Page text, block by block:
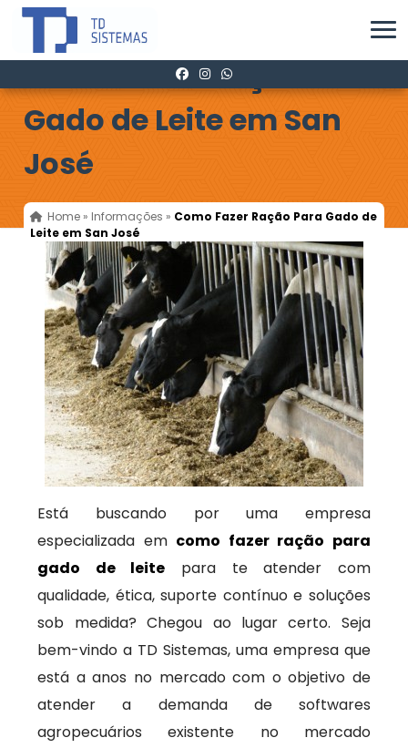
Como Fazer Ração Para
Gado de Leite em San
José
Home » Informações » Como Fazer Ração Para Gado de
Leite em San José
Está buscando por uma empresa
especializada em como fazer ração para
gado de leite para te atender com
qualidade, ética, suporte contínuo e soluções
sob medida? Chegou ao lugar certo. Seja
bem-vindo a TD Sistemas, uma empresa que
está a anos no mercado com o objetivo de
atender a demanda de softwares
agropecuários existente no mercado